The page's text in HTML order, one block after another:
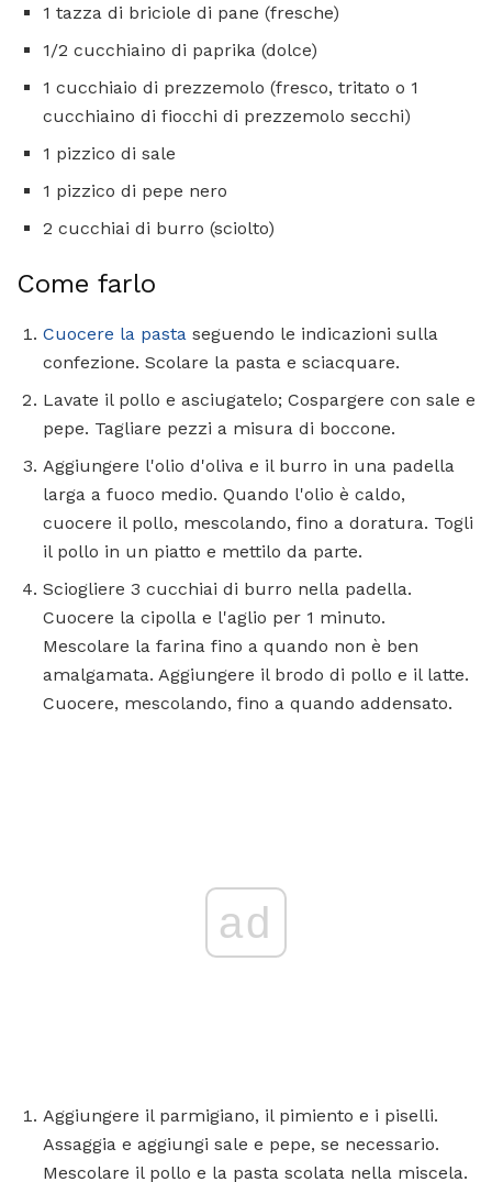
1 tazza di briciole di pane (fresche)
1/2 cucchiaino di paprika (dolce)
1 cucchiaio di prezzemolo (fresco, tritato o 1
cucchiaino di fiocchi di prezzemolo secchi)
1 pizzico di sale
1 pizzico di pepe nero
2 cucchiai di burro (sciolto)
Come farlo
Cuocere la pasta seguendo le indicazioni sulla
confezione. Scolare la pasta e sciacquare.
Lavate il pollo e asciugatelo; Cospargere con sale e
pepe. Tagliare pezzi a misura di boccone.
Aggiungere l'olio d'oliva e il burro in una padella
larga a fuoco medio. Quando l'olio è caldo,
cuocere il pollo, mescolando, fino a doratura. Togli
il pollo in un piatto e mettilo da parte.
Sciogliere 3 cucchiai di burro nella padella.
Cuocere la cipolla e l'aglio per 1 minuto.
Mescolare la farina fino a quando non è ben
amalgamata. Aggiungere il brodo di pollo e il latte.
Cuocere, mescolando, fino a quando addensato.
ad
Aggiungere il parmigiano, il pimiento e i piselli.
Assaggia e aggiungi sale e pepe, se necessario.
Mescolare il pollo e la pasta scolata nella miscela.